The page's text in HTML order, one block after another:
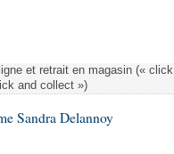
et retrait en magasin («
and collect »)
Sandra Delannoy